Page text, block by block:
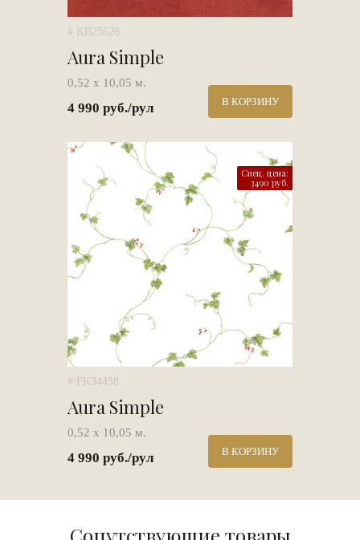
# KB25626
Aura Simple
0,52 х 10,05 м.
4 990 руб./рул В КОРЗИНУ
Спец. цена:
3490 руб.
# FK34438
Aura Simple
0,52 х 10,05 м.
4 990 руб./рул В КОРЗИНУ